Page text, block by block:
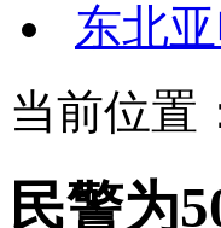
东北
当前位置
民警为